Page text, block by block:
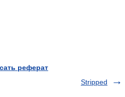
реферат
Stripped